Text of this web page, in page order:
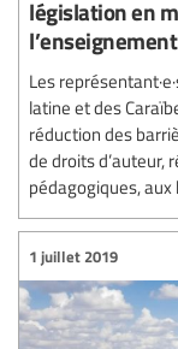
législation en
Les
latine et des
réduction des
de droits d’auteur,
pédagogiques,
1 juillet 2019